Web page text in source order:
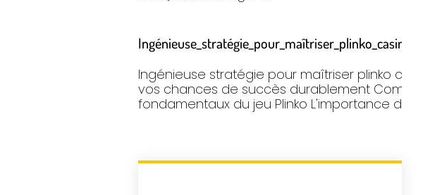
Ingénieuse stratégie pour maîtriser plinko
vos chances de succès durablement
fondamentaux du jeu Plinko L'importance du